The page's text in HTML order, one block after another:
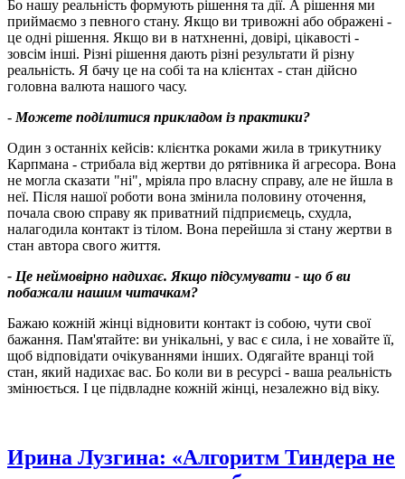
Бо нашу реальність формують рішення та дії. А рішення ми
приймаємо з певного стану. Якщо ви тривожні або ображені -
це одні рішення. Якщо ви в натхненні, довірі, цікавості -
зовсім інші. Різні рішення дають різні результати й різну
реальність. Я бачу це на собі та на клієнтах - стан дійсно
головна валюта нашого часу.
- Можете поділитися прикладом із практики?
Один з останніх кейсів: клієнтка роками жила в трикутнику
Карпмана - стрибала від жертви до рятівника й агресора. Вона
не могла сказати "ні", мріяла про власну справу, але не йшла в
неї. Після нашої роботи вона змінила половину оточення,
почала свою справу як приватний підприємець, схудла,
налагодила контакт із тілом. Вона перейшла зі стану жертви в
стан автора свого життя.
- Це неймовірно надихає. Якщо підсумувати - що б ви
побажали нашим читачкам?
Бажаю кожній жінці відновити контакт із собою, чути свої
бажання. Пам'ятайте: ви унікальні, у вас є сила, і не ховайте її,
щоб відповідати очікуваннями інших. Одягайте вранці той
стан, який надихає вас. Бо коли ви в ресурсі - ваша реальність
змінюється. І це підвладне кожній жінці, незалежно від віку.
Ирина Лузгина: «Алгоритм Тиндера не